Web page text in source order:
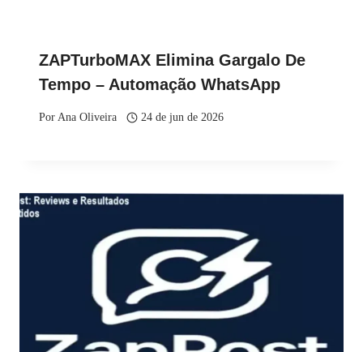
ZAPTurboMAX Elimina Gargalo De
Tempo – Automação WhatsApp
PorAna Oliveira 24 de jun de 2026